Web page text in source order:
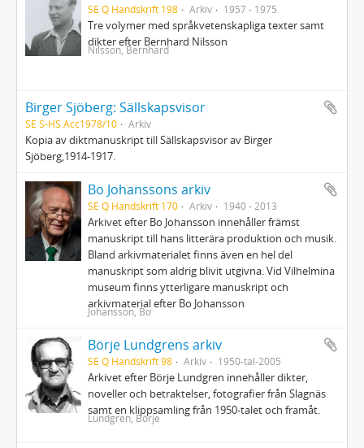
SE Q Handskrift 198 Arkiv 1957 - 1975
Tre volymer med språkvetenskapliga texter samt
dikter efter Bernhard Nilsson
Nilsson, Bernhard
Birger Sjöberg: Sällskapsvisor
SE S-HS Acc1978/10 Arkiv
Kopia av diktmanuskript till Sällskapsvisor av Birger
Sjöberg,1914-1917.
Bo Johanssons arkiv
SE Q Handskrift 170 Arkiv 1940 - 2013
Arkivet efter Bo Johansson innehåller främst
manuskript till hans litterära produktion och musik.
Bland arkivmaterialet finns även en hel del
manuskript som aldrig blivit utgivna. Vid Vilhelmina
museum finns ytterligare manuskript och
arkivmaterial efter Bo Johansson
Johansson, Bo
Börje Lundgrens arkiv
SE Q Handskrift 98 Arkiv 1950-tal-2005
Arkivet efter Börje Lundgren innehåller dikter,
noveller och betraktelser, fotografier från Slagnäs
samt en klippsamling från 1950-talet och framåt.
Lundgren, Börje